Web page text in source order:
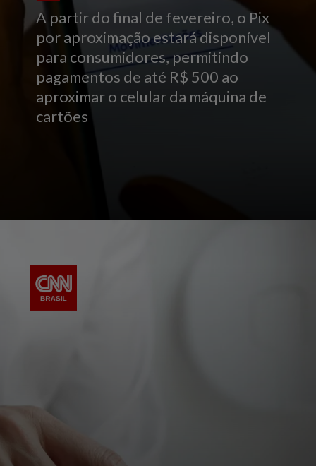
A partir do final de fevereiro, o Pix
por aproximação estará disponível
para consumidores, permitindo
pagamentos de até R$ 500 ao
aproximar o celular da máquina de
cartões